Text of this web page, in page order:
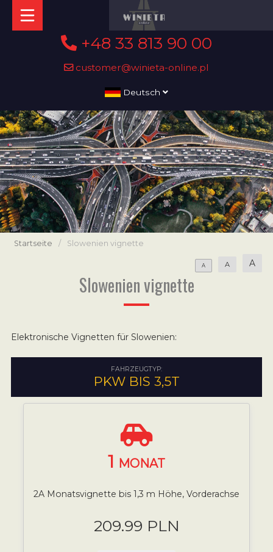
+48 33 813 90 00
customer@winieta-online.pl
Deutsch
Startseite / Slowenien vignette
A A A
Slowenien vignette
Elektronische Vignetten für Slowenien:
FAHRZEUGTYP:
PKW BIS 3,5T
1 MONAT
2A Monatsvignette bis 1,3 m Höhe, Vorderachse
209.99 PLN